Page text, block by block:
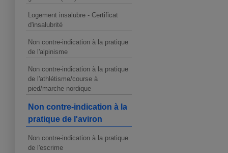
Logement insalubre - Certificat
d'insalubrité
Non contre-indication à la pratique
de l'alpinisme
Non contre-indication à la pratique
de l'athlétisme/course à
pied/marche nordique
Non contre-indication à la
pratique de l'aviron
Non contre-indication à la pratique
de l'escrime